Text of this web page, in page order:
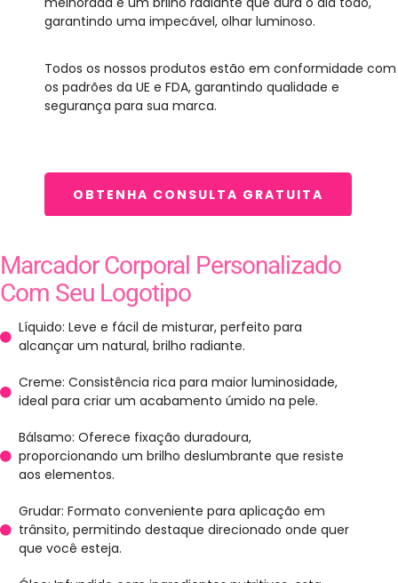
garantindo uma impecável, olhar luminoso.
Todos os nossos produtos estão em conformidade com
os padrões da UE e FDA, garantindo qualidade e
segurança para sua marca.
OBTENHA CONSULTA GRATUITA
Marcador Corporal Personalizado
Com Seu Logotipo
Líquido: Leve e fácil de misturar, perfeito para
alcançar um natural, brilho radiante.
Creme: Consistência rica para maior luminosidade,
ideal para criar um acabamento úmido na pele.
Bálsamo: Oferece fixação duradoura,
proporcionando um brilho deslumbrante que resiste
aos elementos.
Grudar: Formato conveniente para aplicação em
trânsito, permitindo destaque direcionado onde quer
que você esteja.